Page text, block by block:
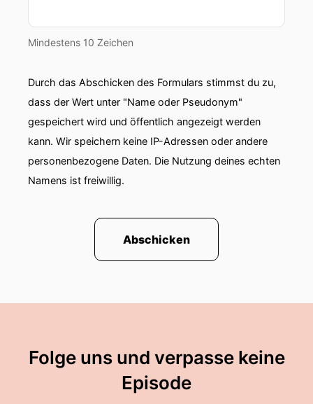
Mindestens 10 Zeichen
Durch das Abschicken des Formulars stimmst du zu,
dass der Wert unter "Name oder Pseudonym"
gespeichert wird und öffentlich angezeigt werden
kann. Wir speichern keine IP-Adressen oder andere
personenbezogene Daten. Die Nutzung deines echten
Namens ist freiwillig.
Abschicken
Folge uns und verpasse keine
Episode